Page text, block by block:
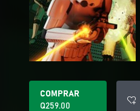
COMPRAR
Q259.00